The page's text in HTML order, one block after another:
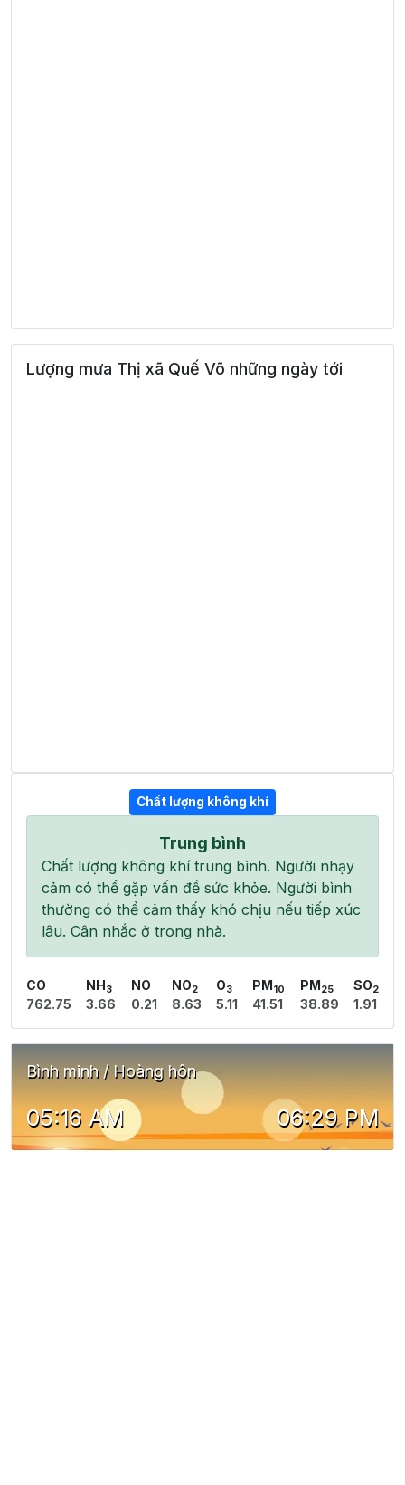
Lượng mưa Thị xã Quế Võ những ngày tới
Chất lượng không khí
Trung bình
Chất lượng không khí trung bình. Người nhạy
cảm có thể gặp vấn đề sức khỏe. Người bình
thường có thể cảm thấy khó chịu nếu tiếp xúc
lâu. Cân nhắc ở trong nhà.
CO
762.75
NH 3
3.66
NO
0.21
NO2
8.63
O3
5.11
PM 10
41.51
PM 25
38.89
SO2
1.91
Bình minh / Hoàng hôn
05:16 AM 06:29 PM